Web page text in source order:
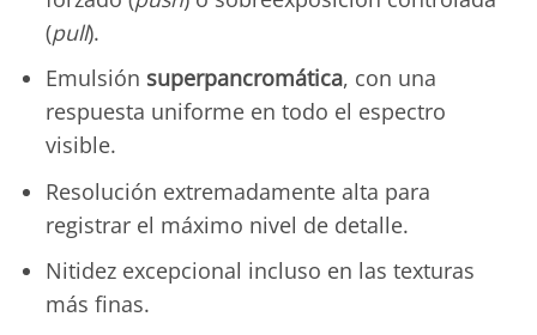
(pull).
Emulsión superpancromática, con una
respuesta uniforme en todo el espectro
visible.
Resolución extremadamente alta para
registrar el máximo nivel de detalle.
Nitidez excepcional incluso en las texturas
más finas.